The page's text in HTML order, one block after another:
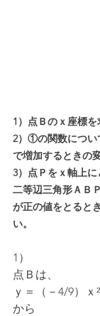
1）点Ｂのｘ座標を
2）①の関数につい
で増加するときの
3）点Ｐをｘ軸上
二等辺三角形ＡＢ
が正の値をとると
い。
1）
点Ｂは、
ｙ＝（－4/9）
から